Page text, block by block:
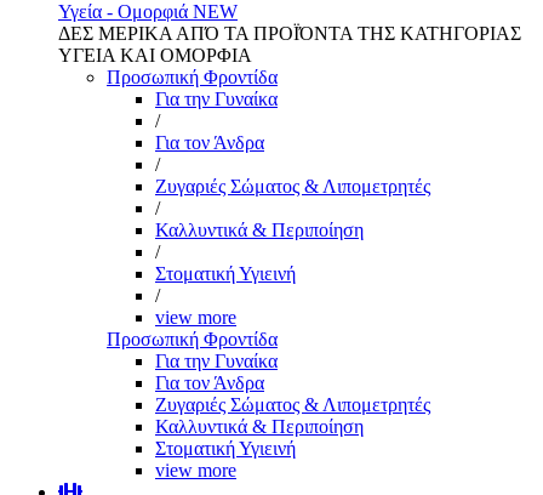
Υγεία - Ομορφιά NEW
ΔΕΣ ΜΕΡΙΚΑ ΑΠΌ ΤΑ ΠΡΟΪΌΝΤΑ ΤΗΣ ΚΑΤΗΓΟΡΙΑΣ
ΥΓΕΙΑ ΚΑΙ ΟΜΟΡΦΙΑ
Προσωπική Φροντίδα
Για την Γυναίκα
/
Για τον Άνδρα
/
Ζυγαριές Σώματος & Λιπομετρητές
/
Καλλυντικά & Περιποίηση
/
Στοματική Υγιεινή
/
view more
Προσωπική Φροντίδα
Για την Γυναίκα
Για τον Άνδρα
Ζυγαριές Σώματος & Λιπομετρητές
Καλλυντικά & Περιποίηση
Στοματική Υγιεινή
view more